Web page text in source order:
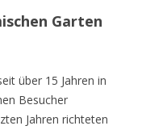
Garten
über 15 Jahren in
Besucher
Jahren richteten